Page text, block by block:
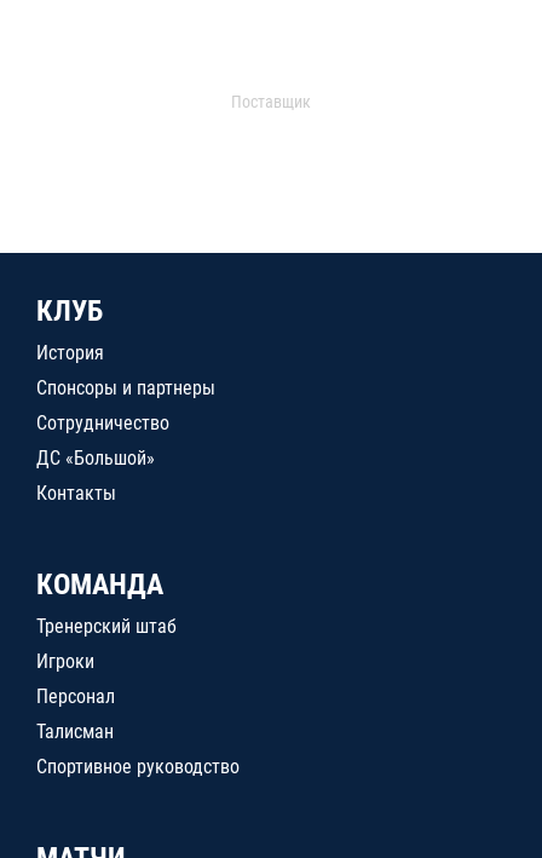
Поставщик
КЛУБ
История
Спонсоры и партнеры
Сотрудничество
ДС «Большой»
Контакты
КОМАНДА
Тренерский штаб
Игроки
Персонал
Талисман
Спортивное руководство